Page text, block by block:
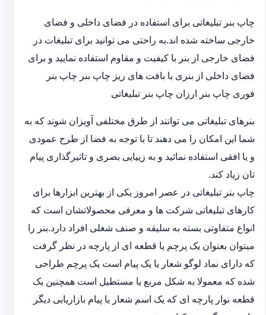
چاپ بنر تبلیغاتی برای استفاده در فضای داخلی و فضای
خارجی ساخته شده اند.به راحتی می توانید برای تبلیغات در
فضای خارجی از بنر با کیفیت و مقاوم استفاده نمایید و برای
فضای داخلی از بنری با بافت های ریز چاپ بنر چاپ بنر
فوری چاپ بنر ارزان چاپ بنر تبلیغاتی
بنرهای تبلیغاتی می توانند از طرق مختلفی آویزان شوند که به
شما این امکان را می دهند تا با توجه به فضا از طرح عمودی
و یا افقی استفاده نمائید و به زییایی بصری و تاثیرگذاری پیام
تان زیاد کند.
چاپ بنر تبلیغاتی در عصر امروز یکی از بهترین ابزارها برای
کارهای تبلیغاتی شرکت ها و معرفی محصولاتشان است که
انواع متفاوتی بسته به سلیقه و صنف شغلی افراد دارد.بنر را
میتوان بعنوان یک پرچم یا قطعه ای از پارچه در نظر گرفت
که دارای نماد لوگو شعار یا یک پیام است یک پرچم طراحی
شده که معمولا به شکل مربع یا مستطیل است همچنین یک
قطعه نوار پارچه ای که یک اسم شعار یا پیام بازاریابی دیگر